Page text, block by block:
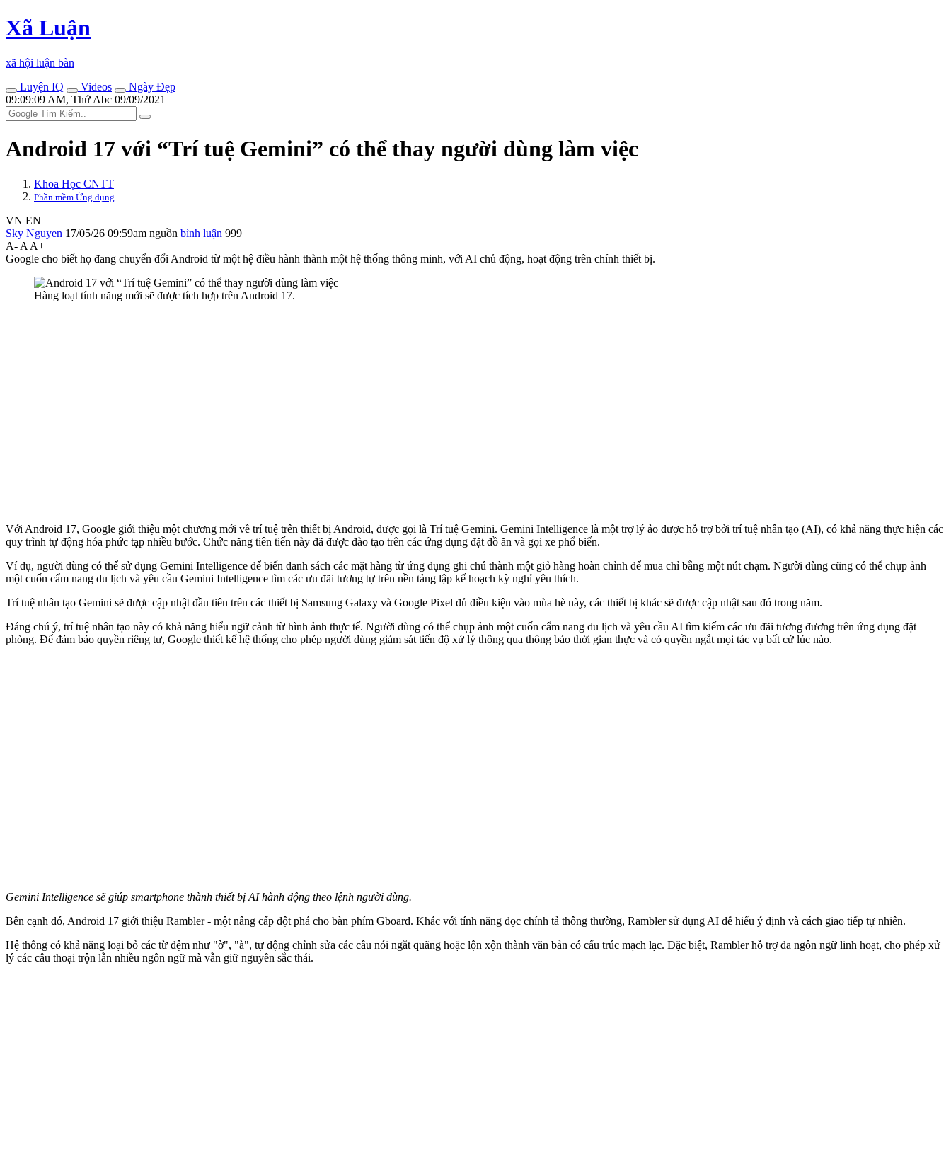
Xã Luận
xã hội luận bàn
Luyện IQ
Videos
Ngày Đẹp
09:09:09 AM, Thứ Abc 09/09/2021
Android 17 với “Trí tuệ Gemini” có thể thay người dùng làm việc
Khoa Học CNTT
Phần mềm Ứng dụng
VN EN
Sky Nguyen 17/05/26 09:59am nguồn bình luận 999
A- A A+
Google cho biết họ đang chuyển đổi Android từ một hệ điều hành thành một hệ thống thông minh, với AI chủ động, hoạt động trên chính thiết bị.
Hàng loạt tính năng mới sẽ được tích hợp trên Android 17.
Với Android 17, Google giới thiệu một chương mới về trí tuệ trên thiết bị Android, được gọi là Trí tuệ Gemini. Gemini Intelligence là một trợ lý ảo được hỗ trợ bởi trí tuệ nhân tạo (AI), có khả năng thực hiện các
quy trình tự động hóa phức tạp nhiều bước. Chức năng tiên tiến này đã được đào tạo trên các ứng dụng đặt đồ ăn và gọi xe phổ biến.
Ví dụ, người dùng có thể sử dụng Gemini Intelligence để biến danh sách các mặt hàng từ ứng dụng ghi chú thành một giỏ hàng hoàn chỉnh để mua chỉ bằng một nút chạm. Người dùng cũng có thể chụp ảnh
một cuốn cẩm nang du lịch và yêu cầu Gemini Intelligence tìm các ưu đãi tương tự trên nền tảng lập kế hoạch kỳ nghỉ yêu thích.
Trí tuệ nhân tạo Gemini sẽ được cập nhật đầu tiên trên các thiết bị Samsung Galaxy và Google Pixel đủ điều kiện vào mùa hè này, các thiết bị khác sẽ được cập nhật sau đó trong năm.
Đáng chú ý, trí tuệ nhân tạo này có khả năng hiểu ngữ cảnh từ hình ảnh thực tế. Người dùng có thể chụp ảnh một cuốn cẩm nang du lịch và yêu cầu AI tìm kiếm các ưu đãi tương đương trên ứng dụng đặt
phòng. Để đảm bảo quyền riêng tư, Google thiết kế hệ thống cho phép người dùng giám sát tiến độ xử lý thông qua thông báo thời gian thực và có quyền ngắt mọi tác vụ bất cứ lúc nào.
Gemini Intelligence sẽ giúp smartphone thành thiết bị AI hành động theo lệnh người dùng.
Bên cạnh đó, Android 17 giới thiệu Rambler - một nâng cấp đột phá cho bàn phím Gboard. Khác với tính năng đọc chính tả thông thường, Rambler sử dụng AI để hiểu ý định và cách giao tiếp tự nhiên.
Hệ thống có khả năng loại bỏ các từ đệm như "ờ", "à", tự động chỉnh sửa các câu nói ngắt quãng hoặc lộn xộn thành văn bản có cấu trúc mạch lạc. Đặc biệt, Rambler hỗ trợ đa ngôn ngữ linh hoạt, cho phép xử
lý các câu thoại trộn lẫn nhiều ngôn ngữ mà vẫn giữ nguyên sắc thái.